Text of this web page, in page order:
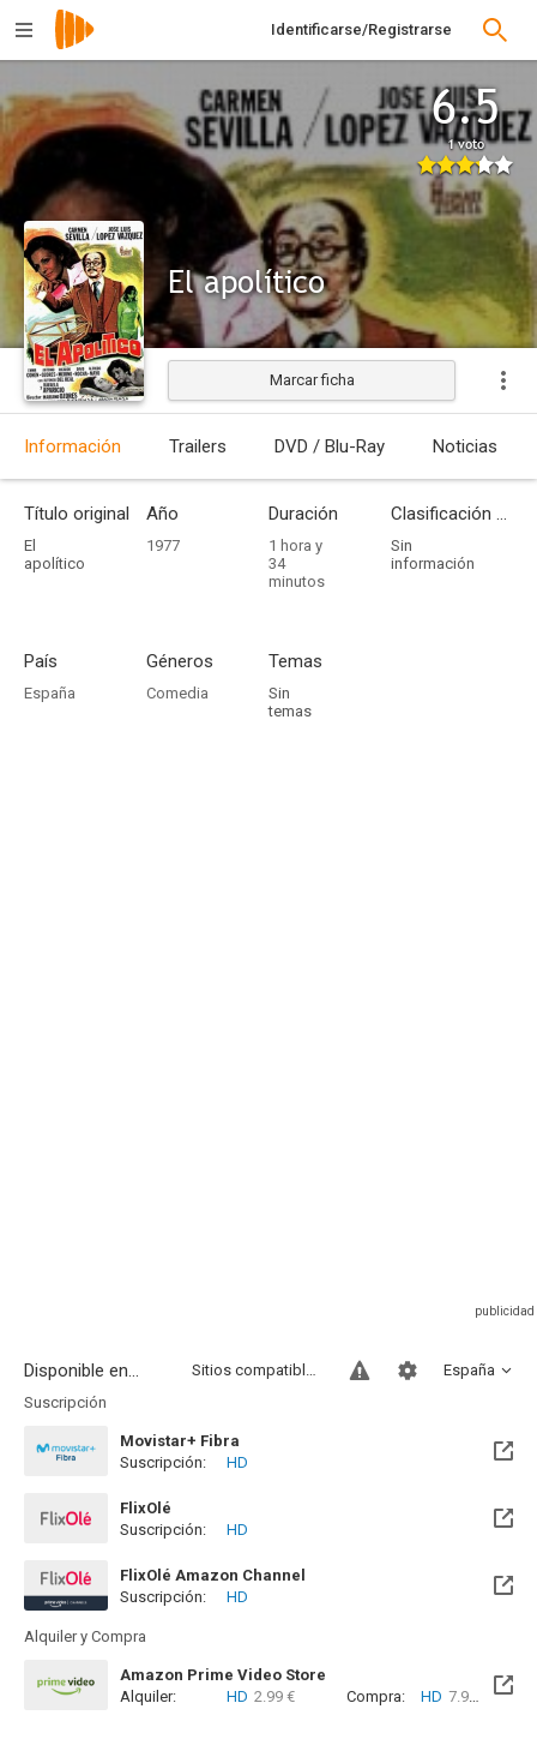
Identificarse/Registrarse
6.5
1 voto
El apolítico
Estrenada
Marcar ficha
Información Trailers DVD / Blu-Ray Noticias
Título original
El
apolítico
Año
1977
Duración
1 hora y
34
minutos
Clasificación por edades
Sin
información
País
España
Géneros
Comedia
Temas
Sin
temas
Disponible en... España
Sitios compatibles
Suscripción
Movistar+ Fibra
Disponible hasta el Vie, 01 Ene 2100 (Quedan 73 años)
Suscripción: HD
FlixOlé
Suscripción:
HD
FlixOlé Amazon Channel
Suscripción:
HD
Alquiler y Compra
Amazon Prime Video Store
Alquiler:
HD 2.99 € Compra: HD 7.99 €